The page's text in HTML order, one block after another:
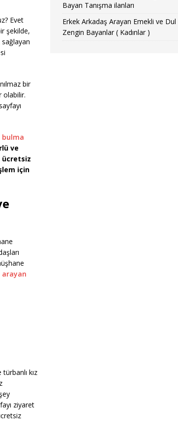
Evet
şekilde,
bir
olabilir.
bulma
ve
ücretsiz
için
arayan
kız
ziyaret
Bayan Tanışma ilanları
Erkek Arkadaş Arayan Emekli ve Dul
Zengin Bayanlar ( Kadınlar )